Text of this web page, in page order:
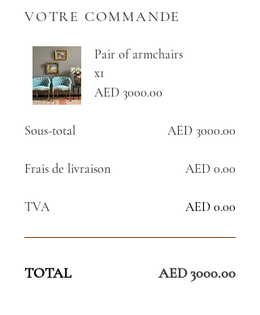
VOTRE COMMANDE
Pair of armchairs
x1
AED 3000.00
Sous-total AED 3000.00
Frais de livraison AED 0.00
TVA AED 0.00
TOTAL AED 3000.00